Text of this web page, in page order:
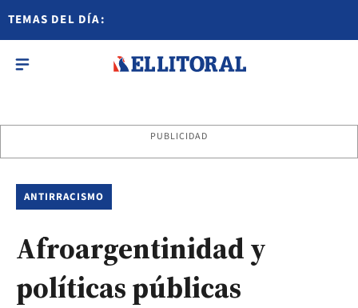
TEMAS DEL DÍA:
PUBLICIDAD
ANTIRRACISMO
Afroargentinidad y
políticas públicas